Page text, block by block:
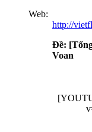
Web:
http://
Ðề:
Voan